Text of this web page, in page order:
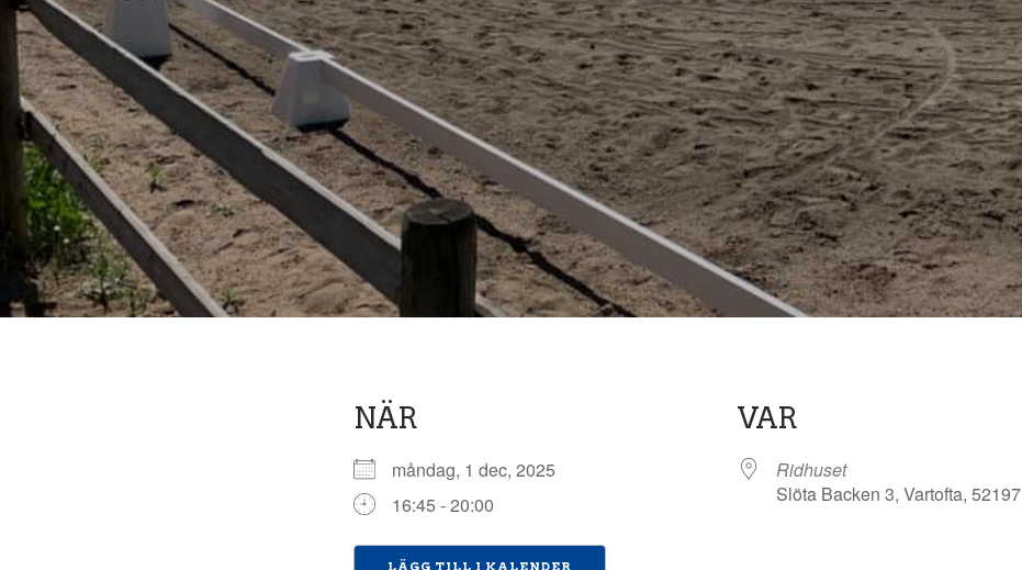
NÄR
måndag, 1 dec, 2025
16:45 - 20:00
LÄGG TILL I KALENDER
VAR
Ridhuset
Slöta Backen 3, Vartofta, 52197